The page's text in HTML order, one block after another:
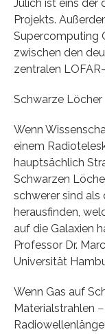
Jülich ist eins der
Projekts.
Supercomputing
zwischen den
zentralen
Schwarze Löcher
Wenn
einem
hauptsächlich
Schwarzen
schwerer sind als
herausfinden,
auf die Galaxien
Professor Dr.
Universität
Wenn Gas auf
Materialstrahlen